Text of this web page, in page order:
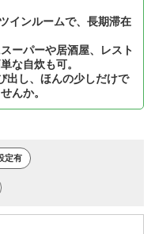
インルームで、長期滞在
ーパーや居酒屋、レスト
な自炊も可。
出し、ほんの少しだけで
んか。
定有